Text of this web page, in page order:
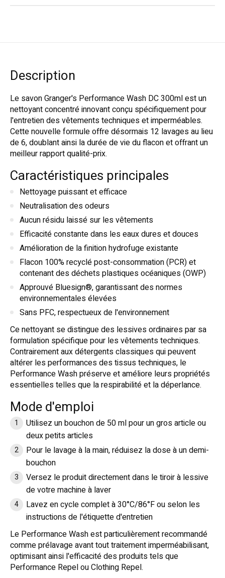
Description
Le savon Granger's Performance Wash DC 300ml est un
nettoyant concentré innovant conçu spécifiquement pour
l'entretien des vêtements techniques et imperméables.
Cette nouvelle formule offre désormais 12 lavages au lieu
de 6, doublant ainsi la durée de vie du flacon et offrant un
meilleur rapport qualité-prix.
Caractéristiques principales
Nettoyage puissant et efficace
Neutralisation des odeurs
Aucun résidu laissé sur les vêtements
Efficacité constante dans les eaux dures et douces
Amélioration de la finition hydrofuge existante
Flacon 100% recyclé post-consommation (PCR) et
contenant des déchets plastiques océaniques (OWP)
Approuvé Bluesign®, garantissant des normes
environnementales élevées
Sans PFC, respectueux de l'environnement
Ce nettoyant se distingue des lessives ordinaires par sa
formulation spécifique pour les vêtements techniques.
Contrairement aux détergents classiques qui peuvent
altérer les performances des tissus techniques, le
Performance Wash préserve et améliore leurs propriétés
essentielles telles que la respirabilité et la déperlance.
Mode d'emploi
Utilisez un bouchon de 50 ml pour un gros article ou
deux petits articles
Pour le lavage à la main, réduisez la dose à un demi-
bouchon
Versez le produit directement dans le tiroir à lessive
de votre machine à laver
Lavez en cycle complet à 30°C/86°F ou selon les
instructions de l'étiquette d'entretien
Le Performance Wash est particulièrement recommandé
comme prélavage avant tout traitement imperméabilisant,
optimisant ainsi l'efficacité des produits tels que
Performance Repel ou Clothing Repel.